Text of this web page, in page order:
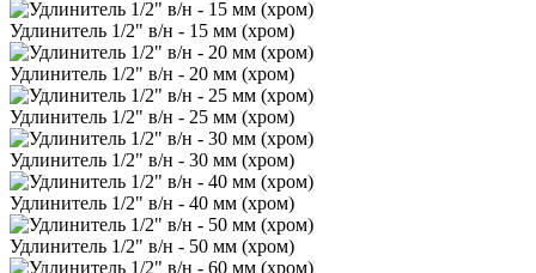
Удлинитель 1/2" в/н - 15 мм (хром)
Удлинитель 1/2" в/н - 20 мм (хром)
Удлинитель 1/2" в/н - 25 мм (хром)
Удлинитель 1/2" в/н - 30 мм (хром)
Удлинитель 1/2" в/н - 40 мм (хром)
Удлинитель 1/2" в/н - 50 мм (хром)